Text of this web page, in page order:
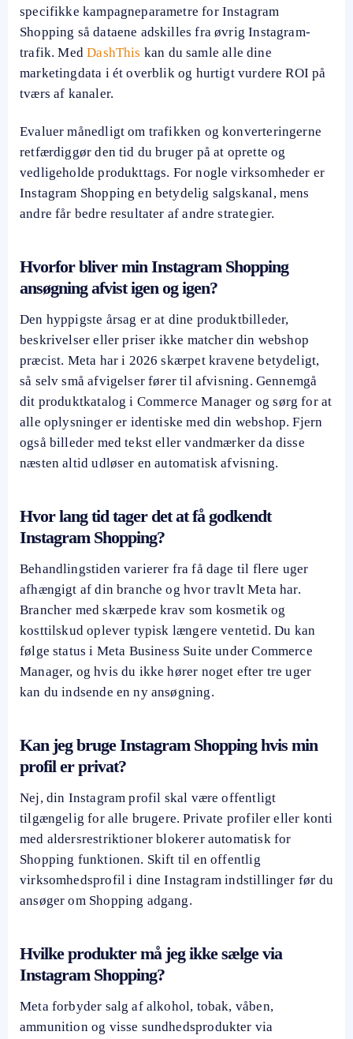
specifikke kampagneparametre for Instagram
Shopping så dataene adskilles fra øvrig Instagram-
trafik. MedDashThis kan du samle alle dine
marketingdata i ét overblik og hurtigt vurdere ROI på
tværs af kanaler.
Evaluer månedligt om trafikken og konverteringerne
retfærdiggør den tid du bruger på at oprette og
vedligeholde produkttags. For nogle virksomheder er
Instagram Shopping en betydelig salgskanal, mens
andre får bedre resultater af andre strategier.
Hvorfor bliver min Instagram Shopping
ansøgning afvist igen og igen?
Den hyppigste årsag er at dine produktbilleder,
beskrivelser eller priser ikke matcher din webshop
præcist. Meta har i 2026 skærpet kravene betydeligt,
så selv små afvigelser fører til afvisning. Gennemgå
dit produktkatalog i Commerce Manager og sørg for at
alle oplysninger er identiske med din webshop. Fjern
også billeder med tekst eller vandmærker da disse
næsten altid udløser en automatisk afvisning.
Hvor lang tid tager det at få godkendt
Instagram Shopping?
Behandlingstiden varierer fra få dage til flere uger
afhængigt af din branche og hvor travlt Meta har.
Brancher med skærpede krav som kosmetik og
kosttilskud oplever typisk længere ventetid. Du kan
følge status i Meta Business Suite under Commerce
Manager, og hvis du ikke hører noget efter tre uger
kan du indsende en ny ansøgning.
Kan jeg bruge Instagram Shopping hvis min
profil er privat?
Nej, din Instagram profil skal være offentligt
tilgængelig for alle brugere. Private profiler eller konti
med aldersrestriktioner blokerer automatisk for
Shopping funktionen. Skift til en offentlig
virksomhedsprofil i dine Instagram indstillinger før du
ansøger om Shopping adgang.
Hvilke produkter må jeg ikke sælge via
Instagram Shopping?
Meta forbyder salg af alkohol, tobak, våben,
ammunition og visse sundhedsprodukter via